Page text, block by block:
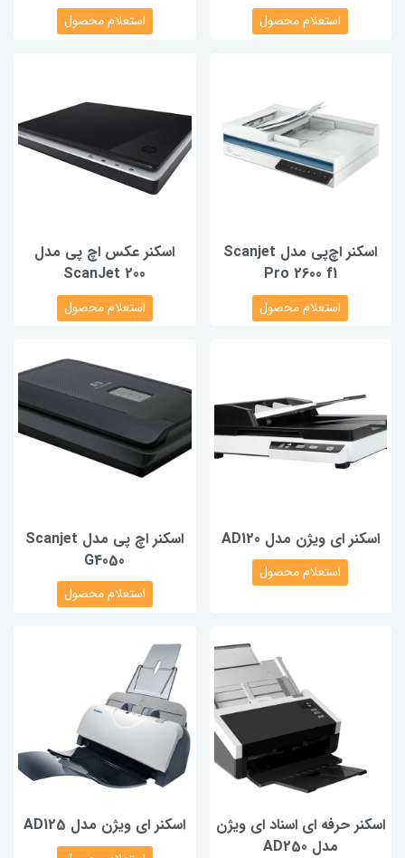
استعلام محصول استعلام محصول
اسکنر اچ‌پی مدل Scanjet
Pro 2600 f1
استعلام محصول
اسکنر عکس اچ پی مدل
ScanJet 200
استعلام محصول
اسکنر ای ویژن مدل AD120
استعلام محصول
اسکنر اچ پی مدل Scanjet
G4050
استعلام محصول
اسکنر حرفه ای اسناد ای ویژن
مدل AD250
اسکنر ای ویژن مدل AD125